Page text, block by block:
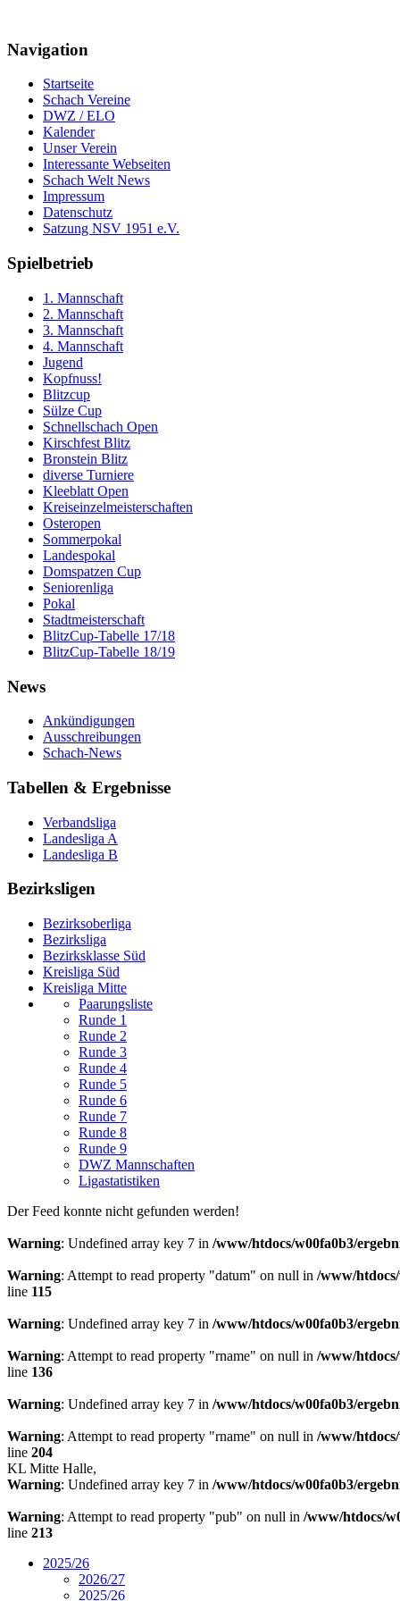
Navigation
Startseite
Schach Vereine
DWZ / ELO
Kalender
Unser Verein
Interessante Webseiten
Schach Welt News
Impressum
Datenschutz
Satzung NSV 1951 e.V.
Spielbetrieb
1. Mannschaft
2. Mannschaft
3. Mannschaft
4. Mannschaft
Jugend
Kopfnuss!
Blitzcup
Sülze Cup
Schnellschach Open
Kirschfest Blitz
Bronstein Blitz
diverse Turniere
Kleeblatt Open
Kreiseinzelmeisterschaften
Osteropen
Sommerpokal
Landespokal
Domspatzen Cup
Seniorenliga
Pokal
Stadtmeisterschaft
BlitzCup-Tabelle 17/18
BlitzCup-Tabelle 18/19
News
Ankündigungen
Ausschreibungen
Schach-News
Tabellen & Ergebnisse
Verbandsliga
Landesliga A
Landesliga B
Bezirksligen
Bezirksoberliga
Bezirksliga
Bezirksklasse Süd
Kreisliga Süd
Kreisliga Mitte
Paarungsliste
Runde 1
Runde 2
Runde 3
Runde 4
Runde 5
Runde 6
Runde 7
Runde 8
Runde 9
DWZ Mannschaften
Ligastatistiken
Der Feed konnte nicht gefunden werden!
Warning: Undefined array key 7 in /www/htdocs/w00fa0b3/
Warning: Attempt to read property "datum" on null in /www/
line 115
Warning: Undefined array key 7 in /www/htdocs/w00fa0b3/
Warning: Attempt to read property "rname" on null in /www/
line 136
Warning: Undefined array key 7 in /www/htdocs/w00fa0b3/
Warning: Attempt to read property "rname" on null in /www/
line 204
KL Mitte Halle,
Warning: Undefined array key 7 in /www/htdocs/w00fa0b3/
Warning: Attempt to read property "pub" on null in /www/htdocs/
line 213
2025/26
2026/27
2025/26